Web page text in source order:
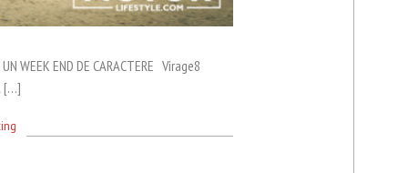
WEEK END DE CARACTERE Virage8
[…]